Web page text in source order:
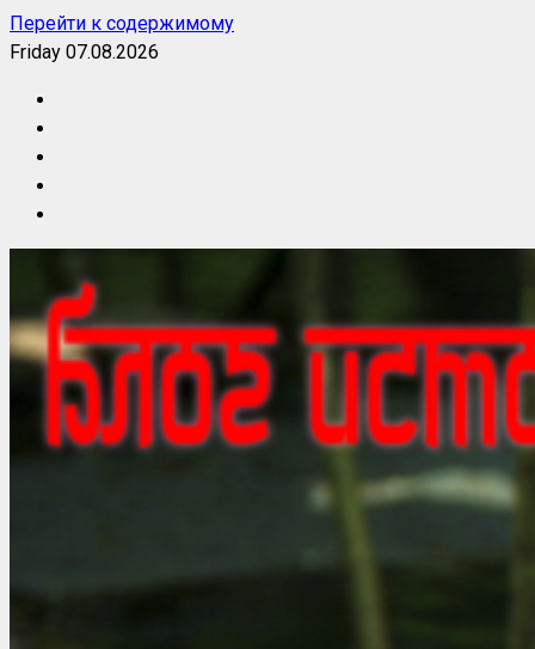
Перейти к содержимому
Friday 07.08.2026